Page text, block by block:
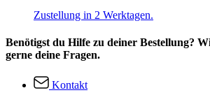
Zustellung in 2 Werktagen.
Benötigst du Hilfe zu deiner Bestellung?
gerne deine Fragen.
Kontakt